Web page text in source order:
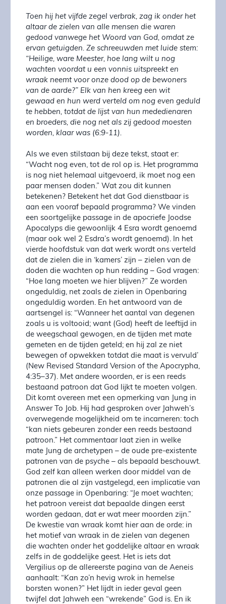
Toen hij het vijfde zegel verbrak, zag ik onder het
altaar de zielen van alle mensen die waren
gedood vanwege het Woord van God, omdat ze
ervan getuigden. Ze schreeuwden met luide stem:
“Heilige, ware Meester, hoe lang wilt u nog
wachten voordat u een vonnis uitspreekt en
wraak neemt voor onze dood op de bewoners
van de aarde?” Elk van hen kreeg een wit
gewaad en hun werd verteld om nog even geduld
te hebben, totdat de lijst van hun mededienaren
en broeders, die nog net als zij gedood moesten
worden, klaar was (6:9-11).
Als we even stilstaan ​​bij deze tekst, staat er:
“Wacht nog even, tot de rol op is. Het programma
is nog niet helemaal uitgevoerd, ik moet nog een
paar mensen doden.” Wat zou dit kunnen
betekenen? Betekent het dat God dienstbaar is
aan een vooraf bepaald programma? We vinden
een soortgelijke passage in de apocriefe Joodse
Apocalyps die gewoonlijk 4 Esra wordt genoemd
(maar ook wel 2 Esdra’s wordt genoemd). In het
vierde hoofdstuk van dat werk wordt ons verteld
dat de zielen die in ‘kamers’ zijn – zielen van de
doden die wachten op hun redding – God vragen:
“Hoe lang moeten we hier blijven?” Ze worden
ongeduldig, net zoals de zielen in Openbaring
ongeduldig worden. En het antwoord van de
aartsengel is: “Wanneer het aantal van degenen
zoals u is voltooid; want (God) heeft de leeftijd in
de weegschaal gewogen, en de tijden met mate
gemeten en de tijden geteld; en hij zal ze niet
bewegen of opwekken totdat die maat is vervuld’
(New Revised Standard Version of the Apocrypha,
4:35–37). Met andere woorden, er is een reeds
bestaand patroon dat God lijkt te moeten volgen.
Dit komt overeen met een opmerking van Jung in
Answer To Job. Hij had gesproken over Jahweh’s
overwegende mogelijkheid om te incarneren: toch
“kan niets gebeuren zonder een reeds bestaand
patroon.” Het commentaar laat zien in welke
mate Jung de archetypen – de oude pre-existente
patronen van de psyche – als bepaald beschouwt.
God zelf kan alleen werken door middel van de
patronen die al zijn vastgelegd, een implicatie van
onze passage in Openbaring: “Je moet wachten;
het patroon vereist dat bepaalde dingen eerst
worden gedaan, dat er wat meer moorden zijn.”
De kwestie van wraak komt hier aan de orde: in
het motief van wraak in de zielen van degenen
die wachten onder het goddelijke altaar en wraak
zelfs in de goddelijke geest. Het is iets dat
Vergilius op de allereerste pagina van de Aeneis
aanhaalt: “Kan zo’n hevig wrok in hemelse
borsten wonen?” Het lijdt in ieder geval geen
twijfel dat Jahweh een “wrekende” God is. En ik